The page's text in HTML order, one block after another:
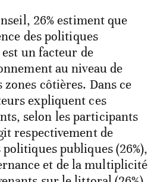
26% estiment que
des politiques
un facteur de
au niveau de
côtières. Dans ce
expliquent ces
selon les participants
respectivement de
publiques (26%),
et de la multiplicité